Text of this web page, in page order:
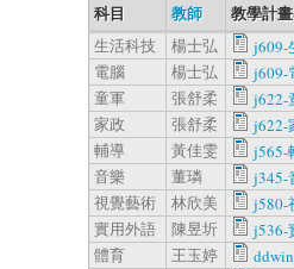
科目 教師 教學計
生活科技 楊士弘
j609-
電腦
楊士弘
j609-
童軍
張舒柔
j622-
家政
張舒柔
j622-
輔導
黃佳雯
j565-
音樂
董璘
j345-
視覺藝術
林欣美
j580-
實用外語
陳昱圻
j536-
體育
王玉婷